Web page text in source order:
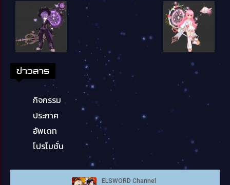
ข่าวสาร
กิจกรรม
ประกาศ
อัพเดท
โปรโมชั่น